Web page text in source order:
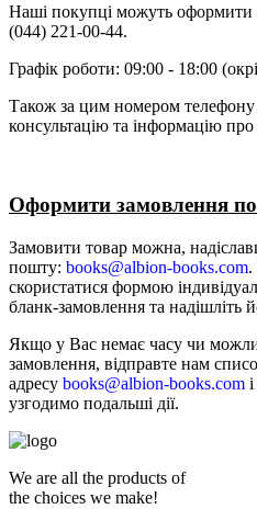
Наші покупці можуть оформити
(044) 221-00-44.
Графік роботи: 09:00 - 18:00
Також за цим номером
консультацію та інформацію
Оформити замовлення по
Замовити товар можна,
пошту: books@albion-books.com.
скористатися формою
бланк-замовлення та надішліть
Якщо у Вас немає часу чи
замовлення, відправте нам
адресу books@albion-books.com
узгодимо подальші дії.
We are all the products of
the choices we make!